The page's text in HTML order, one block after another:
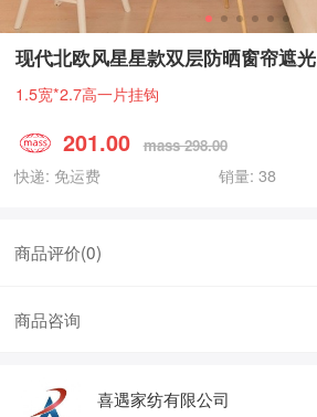
现代北欧风星星款双层防晒窗帘遮光
1.5宽*2.7高一片挂钩
201.00 mass 298.00
快递: 免运费 销量: 38
商品评价(0)
商品咨询
喜遇家纺有限公司